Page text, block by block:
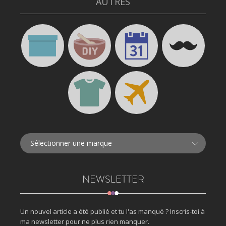
NEWSLETTER
Un nouvel article a été publié et tu l'as manqué ? Inscris-toi à
ma newsletter pour ne plus rien manquer.